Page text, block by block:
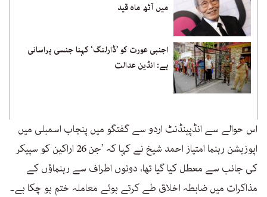
میں آٹھ ماہ قید
اجنبی عورت کو ’ڈارلنگ‘ کہنا جنسی ہراسانی
ہے: انڈین عدالت
اس حوالے سے انڈپینڈنٹ اردو سے گفتگو میں پنجاب اسمبلی میں
اپوزیشن رہنما امتیاز احمد شیخ نے کہا کہ ’جن 26 اراکین کو سپیکر
کی جانب سے معطل کیا گیا تھا، دونوں اطراف سے رہنماؤں کے
مذاکرات میں ضابطہ اخلاق طے کرتے ہوئے معاملہ ختم ہو چکا ہے۔